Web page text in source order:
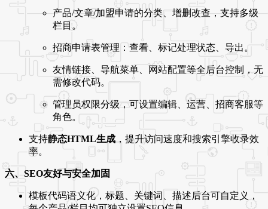
产品/文章/加盟申请的分类、增删改查，支持多级
栏目。
招商申请表管理：查看、标记处理状态、导出。
友情链接、导航菜单、网站配置等全后台控制，无
需修改代码。
管理员权限分级，可设置编辑、运营、招商客服等
角色。
支持静态HTML生成，提升访问速度和搜索引擎收录效
率。
六、SEO友好与安全加固
模板代码语义化，标题、关键词、描述后台可自定义，